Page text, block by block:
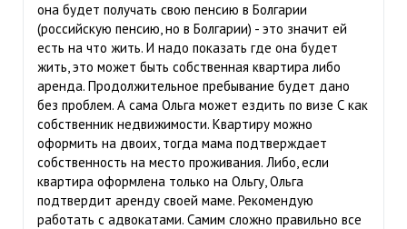
она будет получать свою пенсию в Болгарии
(российскую пенсию, но в Болгарии) - это значит ей
есть на что жить. И надо показать где она будет
жить, это может быть собственная квартира либо
аренда. Продолжительное пребывание будет дано
без проблем. А сама Ольга может ездить по визе С как
собственник недвижимости. Квартиру можно
оформить на двоих, тогда мама подтверждает
собственность на место проживания. Либо, если
квартира оформлена только на Ольгу, Ольга
подтвердит аренду своей маме. Рекомендую
работать с адвокатами. Самим сложно правильно все